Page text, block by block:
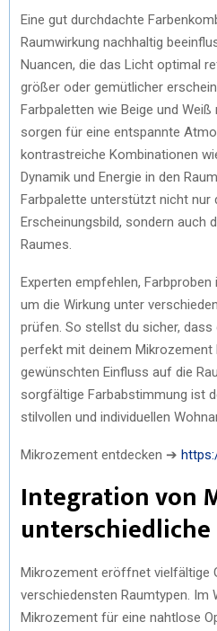
Eine gut durchdachte
Raumwirkung nachhaltig
Nuancen, die das Licht optimal
größer oder gemütlicher
Farbpaletten wie Beige und
sorgen für eine entspannte
kontrastreiche Kombinationen
Dynamik und Energie in den
Farbpalette unterstützt nicht nur
Erscheinungsbild, sondern auch
Raumes.
Experten empfehlen,
um die Wirkung unter
prüfen. So stellst du sicher, dass
perfekt mit deinem Mikrozement
gewünschten Einfluss auf die
sorgfältige Farbabstimmung ist
stilvollen und individuellen
Mikrozement entdecken ➔
Integration von
Mikrozement eröffnet vielfältige
verschiedensten Raumtypen. Im
Mikrozement für eine nahtlose